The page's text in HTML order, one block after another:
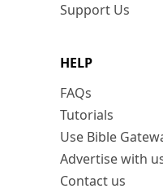
Support Us
HELP
FAQs
Tutorials
Use Bible
Advertise with
Contact us